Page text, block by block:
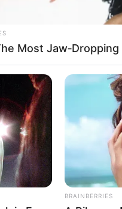
Most
BRAINBERRIES